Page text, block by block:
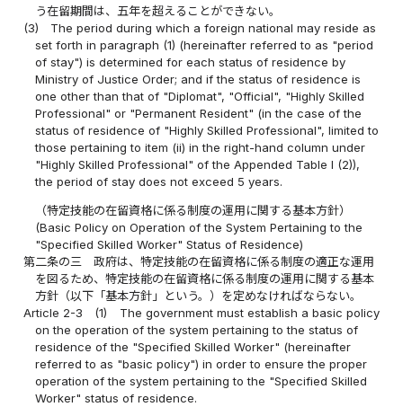
う在留期間は、五年を超えることができない。
(3)
The period during which a foreign national may reside as
set forth in paragraph (1) (hereinafter referred to as "period
of stay") is determined for each status of residence by
Ministry of Justice Order; and if the status of residence is
one other than that of "Diplomat", "Official", "Highly Skilled
Professional" or "Permanent Resident" (in the case of the
status of residence of "Highly Skilled Professional", limited to
those pertaining to item (ii) in the right-hand column under
"Highly Skilled Professional" of the Appended Table I (2)),
the period of stay does not exceed 5 years.
（特定技能の在留資格に係る制度の運用に関する基本方針）
(Basic Policy on Operation of the System Pertaining to the
"Specified Skilled Worker" Status of Residence)
第二条の三
政府は、特定技能の在留資格に係る制度の適正な運用
を図るため、特定技能の在留資格に係る制度の運用に関する基本
方針（以下「基本方針」という。）を定めなければならない。
Article 2-3
(1)
The government must establish a basic policy
on the operation of the system pertaining to the status of
residence of the "Specified Skilled Worker" (hereinafter
referred to as "basic policy") in order to ensure the proper
operation of the system pertaining to the "Specified Skilled
Worker" status of residence.